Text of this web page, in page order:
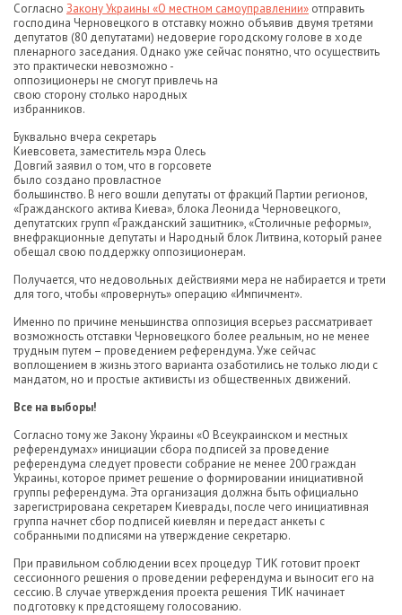
Согласно Закону Украины «О местном самоуправлении» отправить
господина Черновецкого в отставку можно объявив двумя третями
депутатов (80 депутатами) недоверие городскому голове в ходе
пленарного заседания. Однако уже сейчас понятно, что осуществить
это практически невозможно -
оппозиционеры не смогут привлечь на
свою сторону столько народных
избранников.
Буквально вчера секретарь
Киевсовета, заместитель мэра Олесь
Довгий заявил о том, что в горсовете
было создано провластное
большинство. В него вошли депутаты от фракций Партии регионов,
«Гражданского актива Киева», блока Леонида Черновецкого,
депутатских групп «Гражданский защитник», «Столичные реформы»,
внефракционные депутаты и Народный блок Литвина, который ранее
обещал свою поддержку оппозиционерам.
Получается, что недовольных действиями мера не набирается и трети
для того, чтобы «провернуть» операцию «Импичмент».
Именно по причине меньшинства оппозиция всерьез рассматривает
возможность отставки Черновецкого более реальным, но не менее
трудным путем – проведением референдума. Уже сейчас
воплощением в жизнь этого варианта озаботились не только люди с
мандатом, но и простые активисты из общественных движений.
Все на выборы!
Согласно тому же Закону Украины «О Всеукраинском и местных
референдумах» инициации сбора подписей за проведение
референдума следует провести собрание не менее 200 граждан
Украины, которое примет решение о формировании инициативной
группы референдума. Эта организация должна быть официально
зарегистрирована секретарем Киеврады, после чего инициативная
группа начнет сбор подписей киевлян и передаст анкеты с
собранными подписями на утверждение секретарю.
При правильном соблюдении всех процедур ТИК готовит проект
сессионного решения о проведении референдума и выносит его на
сессию. В случае утверждения проекта решения ТИК начинает
подготовку к предстоящему голосованию.